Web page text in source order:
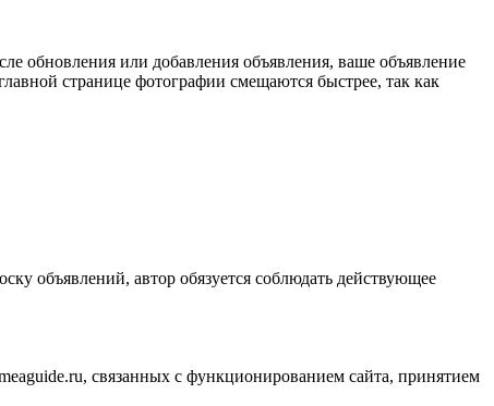
обновления или добавления объявления, ваше объявление
странице фотографии смещаются быстрее, так как
объявлений, автор обязуется соблюдать действующее
связанных с функционированием сайта, принятием